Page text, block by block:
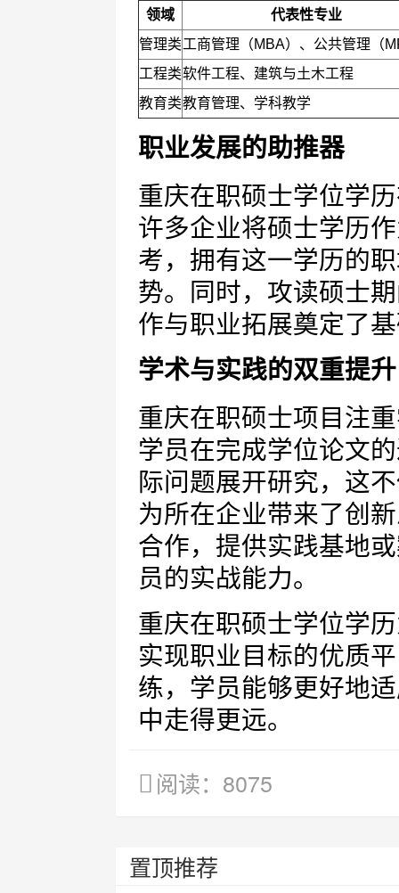
领域
代表性专业
管理类工商管理（MBA）、公共管理（
工程类软件工程、建筑与土木工程
教育类教育管理、学科教学
职业发展的助推器
重庆在职硕士学位学
许多企业将硕士学历
考，拥有这一学历的
势。同时，攻读硕士
作与职业拓展奠定了
学术与实践的双重提升
重庆在职硕士项目注
学员在完成学位论文
际问题展开研究，这
为所在企业带来了创
合作，提供实践基地
员的实战能力。
重庆在职硕士学位学
实现职业目标的优质
练，学员能够更好地
中走得更远。
阅读：8075
置顶推荐